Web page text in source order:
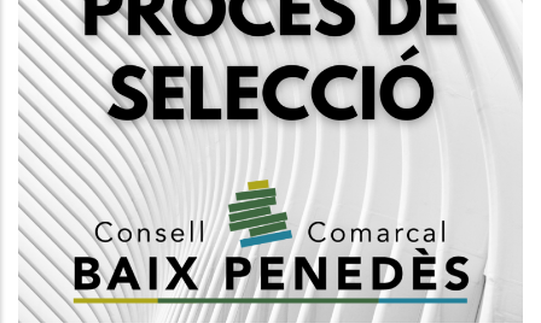
Convocatòria, Mitjançant Concurs
Oposició, 1 Plaça De Tècnic Social,
Subgrup A2
Ocupació